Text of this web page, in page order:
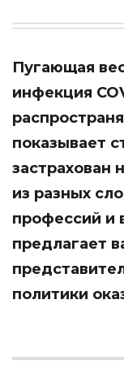
Пугающая
инфекция
показывает
застрахован
из разных
профессий и
предлагает
политики